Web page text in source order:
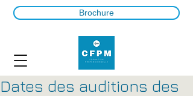
Brochure
Dates des auditions des